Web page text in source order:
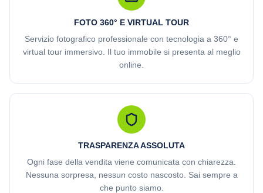
FOTO 360° E VIRTUAL TOUR
Servizio fotografico professionale con tecnologia a 360° e
virtual tour immersivo. Il tuo immobile si presenta al meglio
online.
TRASPARENZA ASSOLUTA
Ogni fase della vendita viene comunicata con chiarezza.
Nessuna sorpresa, nessun costo nascosto. Sai sempre a
che punto siamo.